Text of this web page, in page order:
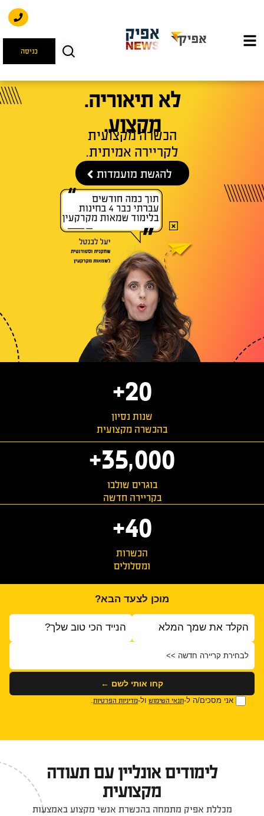
כניסה
לא תיאוריה.
מקצוע.
הכשרה מקצועית
לקריירה אמיתית.
להגשת מועמדות
שנות נסיון
בהכשרה מקצועית
20
+
בוגרים שולבו
בקריירה חדשה
35,000
+
הכשרות
ומסלולים
40
+
מוכן לצעד הבא?
קחו אותי לשם ←
אני מסכים/ה ל-תנאי השימוש ול-מדיניות הפרטיות.
לימודים אונליין עם תעודה
מקצועית
מכללת אפיק מתמחה בהכשרת אנשי מקצוע באמצעות